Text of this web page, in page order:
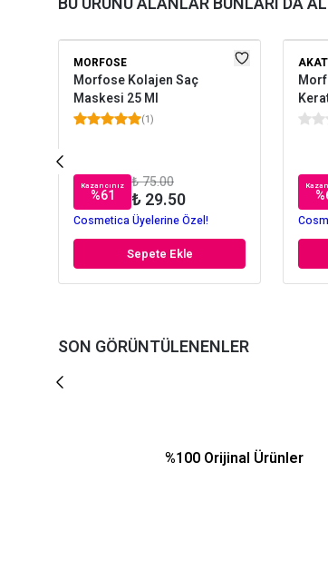
MORFOSE
Morfose Kolajen Saç
Maskesi 25 Ml
(1)
Kazancınız
%61
₺ 75.00
₺ 29.50
Cosmetica Üyelerine Özel!
Sepete Ekle
AKAT
%
SON GÖRÜNTÜLENENLER
%100 Orijinal Ürünler